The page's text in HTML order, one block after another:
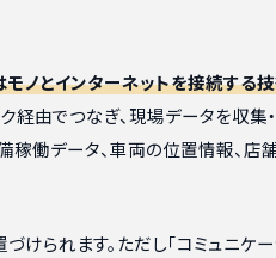
ノとインターネットを接続する
経由でつなぎ、現場データを収集
稼働データ、車両の位置情報、店
られます。ただし「コミュニケー